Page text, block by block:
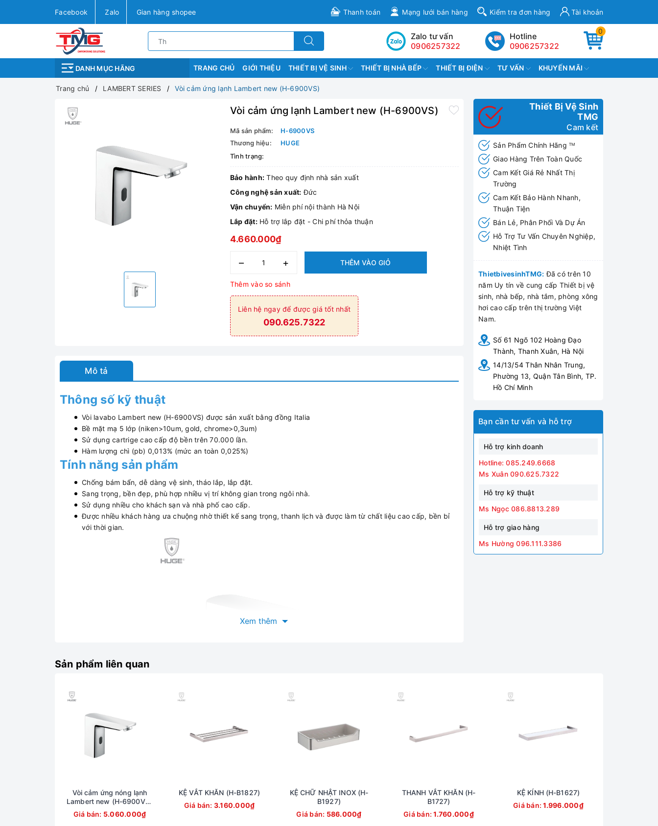
Facebook Zalo Gian hàng shopee Thanh toán Mạng lưới bán hàng Kiểm tra đơn hàng Tài khoản
0
Hotline
0906257322
Zalo tư vấn
0906257322
DANH MỤC HÃNG TRANG CHỦ GIỚI THIỆU THIẾT BỊ VỆ SINH THIẾT BỊ NHÀ BẾP THIẾT BỊ ĐIỆN TƯ VẤN KHUYẾN MÃI
Trang chủ LAMBERT SERIES Vòi cảm ứng lạnh Lambert new (H-6900VS)
Vòi cảm ứng lạnh Lambert new (H-6900VS)
Mã sản phẩm:
H-6900VS
Thương hiệu:
HUGE
Tình trạng:
Bảo hành: Theo quy định nhà sản xuất
Công nghệ sản xuất: Đức
Vận chuyển: Miễn phí nội thành Hà Nội
Lắp đặt:Hỗ trợ lắp đặt - Chi phí thỏa thuận
4.660.000₫
– + THÊM VÀO GIỎ
Thêm vào so sánh
Liên hệ ngay để được giá tốt nhất
090.625.7322
Mô tả
Thông số kỹ thuật
Vòi lavabo Lambert new (H-6900VS) được sản xuất bằng đồng Italia
Bề mặt mạ 5 lớp (niken>10um, gold, chrome>0,3um)
Sử dụng cartrige cao cấp độ bền trên 70.000 lần.
Hàm lượng chì (pb) 0,013% (mức an toàn 0,025%)
Tính năng sản phẩm
Chống bám bẩn, dễ dàng vệ sinh, tháo lắp, lắp đặt.
Sang trọng, bền đẹp, phù hợp nhiều vị trí không gian trong ngôi nhà.
Sử dụng nhiều cho khách sạn và nhà phố cao cấp.
Được nhiều khách hàng ưa chuộng nhờ thiết kế sang trọng, thanh lịch và được làm từ chất liệu cao cấp, bền bỉ
với thời gian.
Xem thêm
Thiết Bị Vệ Sinh
TMG
Cam kết
Sản Phẩm Chính Hãng TM
Giao Hàng Trên Toàn Quốc
Cam Kết Giá Rẻ Nhất Thị
Trường
Cam Kết Bảo Hành Nhanh,
Thuận Tiện
Bán Lẻ, Phân Phối Và Dự Án
Hỗ Trợ Tư Vấn Chuyên Nghiệp,
Nhiệt Tình
ThietbivesinhTMG: Đã có trên 10
năm Uy tín về cung cấp Thiết bị vệ
sinh, nhà bếp, nhà tắm, phòng xông
hơi cao cấp trên thị trường Việt
Nam.
Số 61 Ngõ 102 Hoàng Đạo
Thành, Thanh Xuân, Hà Nội
14/13/54 Thân Nhân Trung,
Phường 13, Quận Tân Bình, TP.
Hồ Chí Minh
Bạn cần tư vấn và hỗ trợ
Hỗ trợ kinh doanh
Hotline: 085.249.6668
Ms Xuân 090.625.7322
Hỗ trợ kỹ thuật
Ms Ngọc 086.8813.289
Hỗ trợ giao hàng
Ms Hường 096.111.3386
Sản phẩm liên quan
Vòi cảm ứng nóng lạnh
Lambert new (H-6900VS-
1)
Giá bán: 5.060.000₫
KỆ VẮT KHĂN (H-B1827)
Giá bán: 3.160.000₫
KỆ CHỮ NHẬT INOX (H-
B1927)
Giá bán: 586.000₫
THANH VẮT KHĂN (H-
B1727)
Giá bán:1.760.000₫
KỆ KÍNH (H-B1627)
Giá bán:1.996.000₫